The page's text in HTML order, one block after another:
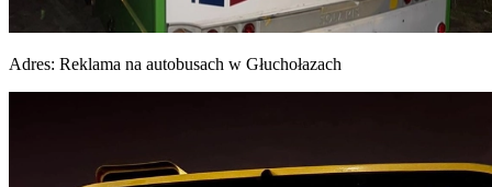
Adres: Reklama na autobusach w Głuchołazach